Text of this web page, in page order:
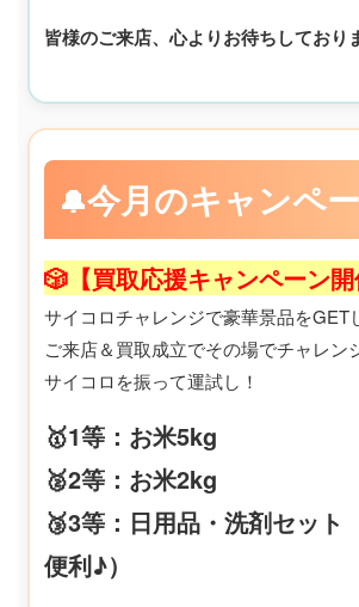
🔔今月のキャンペ
🎲【買取応援キャンペーン
サイコロチャレンジで豪華景品をGET
ご来店＆買取成立でその場でチャレン
サイコロを振って運試し！
🥇1等：お米5kg
🥈2等：お米2kg
🥉3等：日用品・洗剤セット
便利♪）